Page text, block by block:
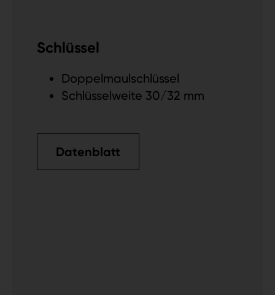
Schlüssel
Doppelmaulschlüssel
Schlüsselweite 30/32 mm
Datenblatt